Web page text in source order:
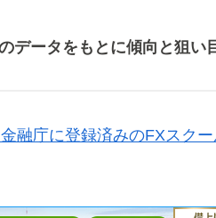
データをもとに傾向と狙い
融庁に登録済みのFXスク